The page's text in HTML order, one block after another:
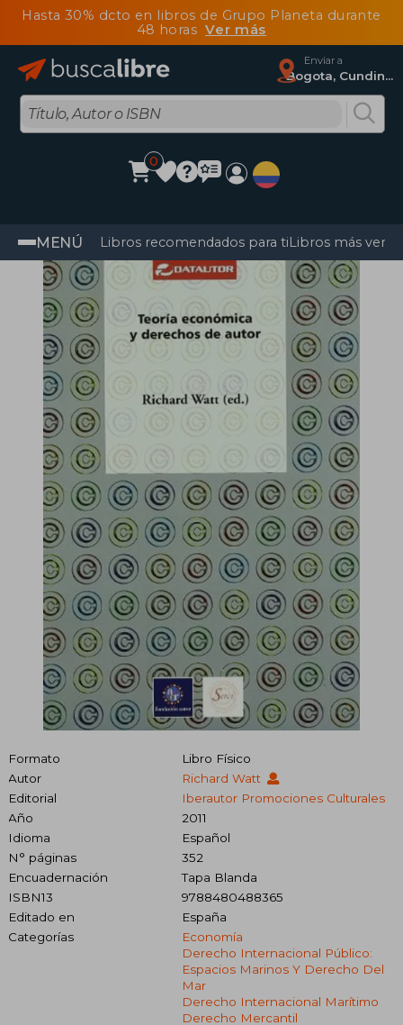
Hasta 30% dcto en libros de Grupo Planeta durante
48 horasVer más
Enviar a
Bogota, Cundinamarca
0
MENÚ Libros recomendados para tiLibros más
Formato
Libro Físico
Autor
Richard Watt
Editorial
Iberautor Promociones Culturales
Año
2011
Idioma
Español
N° páginas
352
Encuadernación
Tapa Blanda
ISBN13
9788480488365
Editado en
España
Categorías
Economía
Derecho Internacional Público:
Espacios Marinos Y Derecho Del
Mar
Derecho Internacional Marítimo
Derecho Mercantil